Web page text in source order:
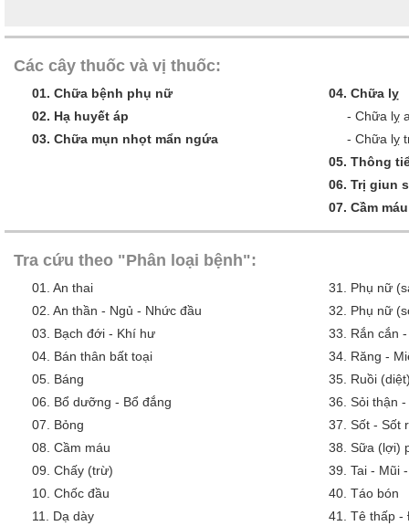
Các cây thuốc và vị thuốc:
01. Chữa bệnh phụ nữ
02. Hạ huyết áp
03. Chữa mụn nhọt mẩn ngứa
04. Chữa lỵ
- Chữa lỵ
- Chữa lỵ
05. Thông
06. Trị giun
07. Cầm máu
Tra cứu theo "Phân loại bệnh":
01. An thai
02. An thần - Ngủ - Nhức đầu
03. Bạch đới - Khí hư
04. Bán thân bất toại
05. Báng
06. Bổ dưỡng - Bổ đắng
07. Bỏng
08. Cầm máu
09. Chấy (trừ)
10. Chốc đầu
11. Dạ dày
31. Phụ nữ
32. Phụ nữ
33. Rắn cắn
34. Răng -
35. Ruồi
36. Sỏi thận
37. Sốt - Sốt
38. Sữa (lợi)
39. Tai - Mũi
40. Táo bón
41. Tê thấp -